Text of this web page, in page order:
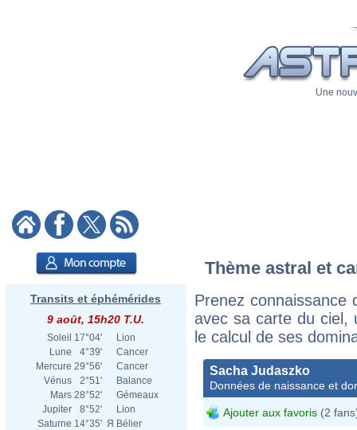
Une
Transits et éphémérides
9 août, 15h20 T.U.
Soleil 17°04'
Lion
Lune
4°39'
Cancer
Mercure 29°56'
Cancer
Vénus
2°51'
Balance
Mars 28°52'
Gémeaux
Jupiter
8°52'
Lion
Saturne 14°35' Я Bélier
Thème astral et
Prenez connaissance
avec sa carte du ciel,
le calcul de ses
Sacha Judaszko
Données de naissance et
Ajouter aux favoris (2